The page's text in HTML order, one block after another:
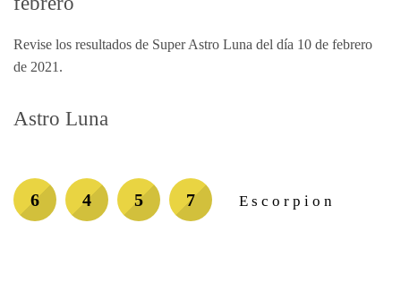
Revise los resultados de Super Astro Luna del día 10 de febrero
de 2021.
Astro Luna
6 4 5 7 Escorpion